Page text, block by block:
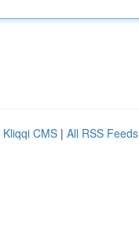
Kliqqi CMS | All RSS Feeds